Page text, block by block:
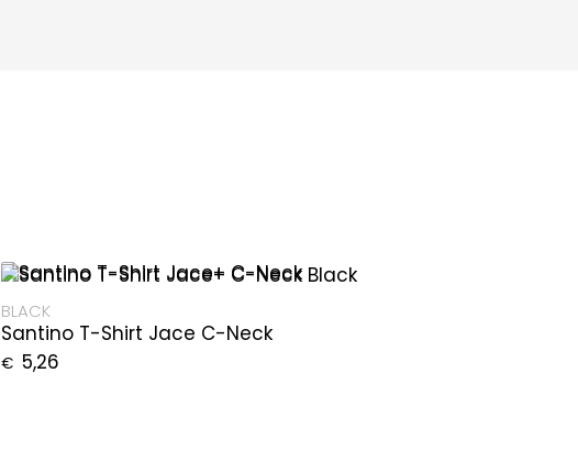
BLACK
Santino T-Shirt Jace C-Neck
€ 5,26